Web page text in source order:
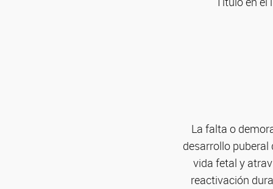
La falta o
desarrollo puberal
vida fetal y
reactivación